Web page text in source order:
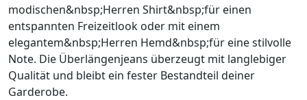
modischen&nbsp;Herren Shirt&nbsp;für einen
entspannten Freizeitlook oder mit einem
elegantem&nbsp;Herren Hemd&nbsp;für eine stilvolle
Note. Die Überlängenjeans überzeugt mit langlebiger
Qualität und bleibt ein fester Bestandteil deiner
Garderobe.